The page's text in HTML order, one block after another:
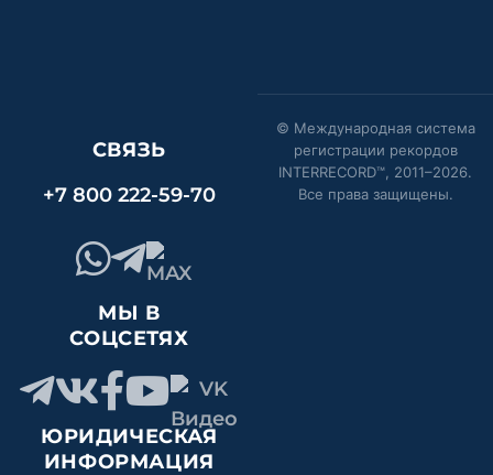
СВЯЗЬ
+7 800 222-59-70
МЫ В
СОЦСЕТЯХ
ЮРИДИЧЕСКАЯ
ИНФОРМАЦИЯ
© Международная система
регистрации рекордов
INTERRECORD™, 2011–2026.
Все права защищены.